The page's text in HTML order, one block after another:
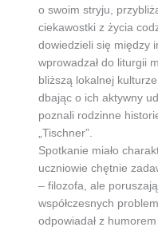
o swoim stryju,
ciekawostki z życia
dowiedzieli się między
wprowadzał do liturgii
bliższą lokalnej
dbając o ich aktywny
poznali rodzinne
„Tischner”.
Spotkanie miało
uczniowie chętnie
– filozofa, ale
współczesnych
odpowiadał z